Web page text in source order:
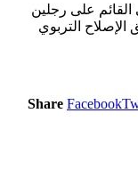
القائم على رجلين
التربوي
Share Facebook